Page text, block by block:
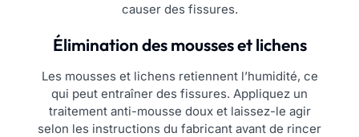
causer des fissures.
Élimination des mousses et lichens
Les mousses et lichens retiennent l’humidité, ce
qui peut entraîner des fissures. Appliquez un
traitement anti-mousse doux et laissez-le agir
selon les instructions du fabricant avant de rincer